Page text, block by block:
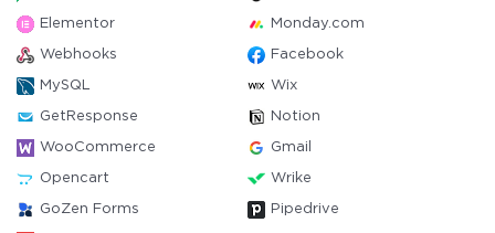
Elementor Monday.com
Webhooks Facebook
MySQL Wix
GetResponse Notion
WooCommerce Gmail
Opencart Wrike
GoZen Forms Pipedrive